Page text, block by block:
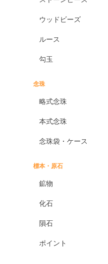
ウッドビーズ
ルース
勾玉
念珠
略式念珠
本式念珠
念珠袋・ケース
標本・原石
鉱物
化石
隕石
ポイント